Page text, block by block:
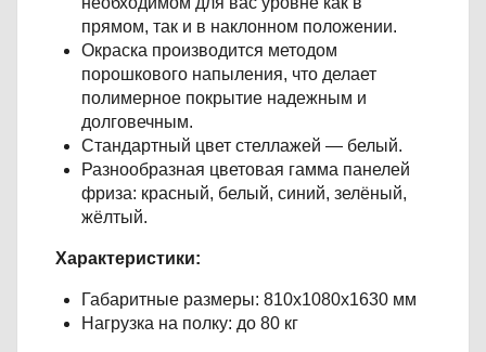
прямом, так и в наклонном положении.
Окраска производится методом
порошкового напыления, что делает
полимерное покрытие надежным и
долговечным.
Стандартный цвет стеллажей — белый.
Разнообразная цветовая гамма панелей
фриза: красный, белый, синий, зелёный,
жёлтый.
Характеристики:
Габаритные размеры: 810х1080х1630 мм
Нагрузка на полку: до 80 кг